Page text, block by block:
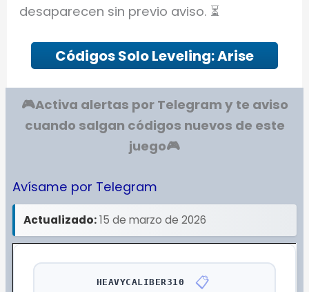
desaparecen sin previo aviso. ⏳
Códigos Solo Leveling: Arise
🎮Activa alertas por Telegram y te aviso
cuando salgan códigos nuevos de este
juego🎮
Avísame por Telegram
Actualizado:15 de marzo de 2026
HEAVYCALIBER310 📋